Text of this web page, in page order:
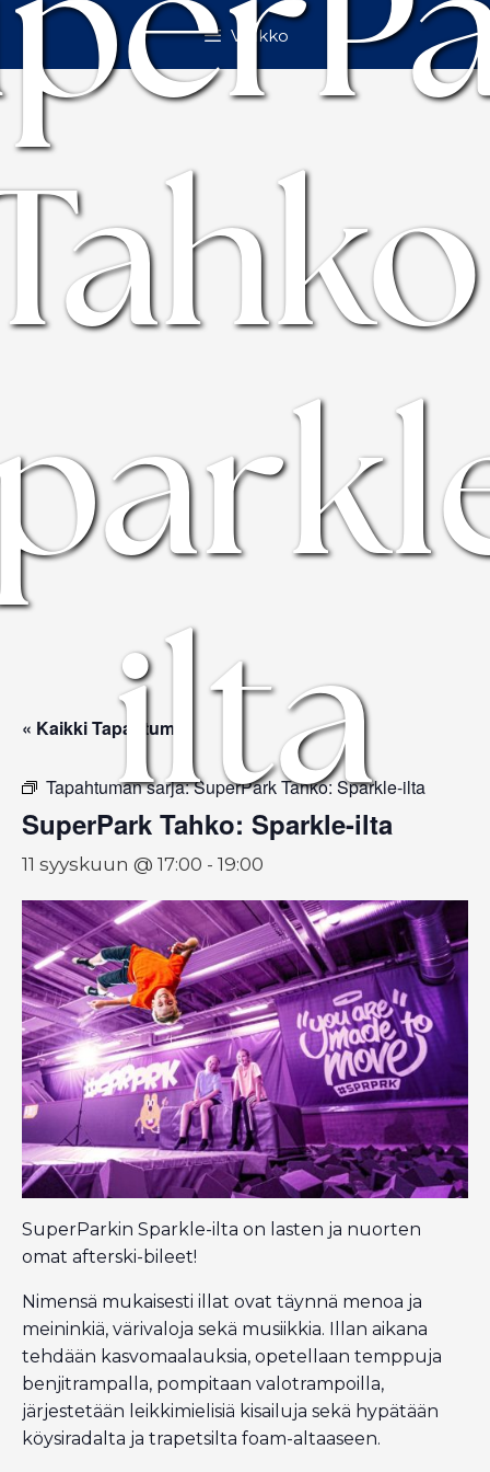
Valikko
ilta
« Kaikki Tapahtumat
Tapahtuman sarja:SuperPark Tahko: Sparkle-ilta
SuperPark Tahko: Sparkle-ilta
11 syyskuun @ 17:00 - 19:00
SuperParkin Sparkle-ilta on lasten ja nuorten
omat afterski-bileet!
Nimensä mukaisesti illat ovat täynnä menoa ja
meininkiä, värivaloja sekä musiikkia. Illan aikana
tehdään kasvomaalauksia, opetellaan temppuja
benjitrampalla, pompitaan valotrampoilla,
järjestetään leikkimielisiä kisailuja sekä hypätään
köysiradalta ja trapetsilta foam-altaaseen.